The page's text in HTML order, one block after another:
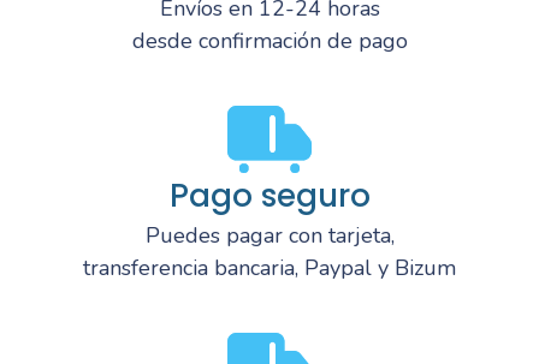
Envíos en 12-24 horas
desde confirmación de pago
Pago seguro
Puedes pagar con tarjeta,
transferencia bancaria, Paypal y Bizum